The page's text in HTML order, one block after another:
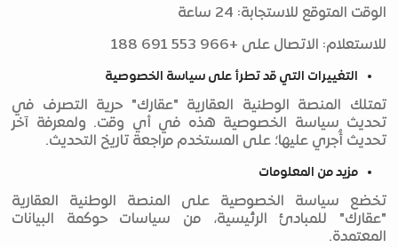
الوقت المتوقع للاستجابة: 24 ساعة
للاستعلام: الاتصال على +966 553 691 188
التغييرات التي قد تطرأ على سياسة الخصوصية
تمتلك المنصة الوطنية العقارية "عقارك" حرية التصرف في
تحديث سياسة الخصوصية هذه في أي وقت. ولمعرفة آخر
تحديث أُجري عليها؛ على المستخدم مراجعة تاريخ التحديث.
مزيد من المعلومات
تخضع سياسة الخصوصية على المنصة الوطنية العقارية
"عقارك" للمبادئ الرئيسية، من سياسات حوكمة البيانات
المعتمدة.